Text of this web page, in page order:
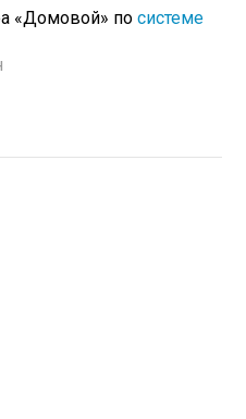
«Домовой» посистеме